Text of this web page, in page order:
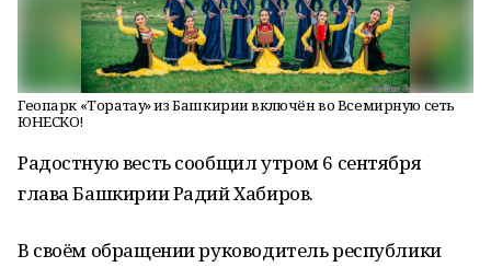
Геопарк «Торатау» из Башкирии включён во Всемирную сеть
ЮНЕСКО!
Радостную весть сообщил утром 6 сентября
глава Башкирии Радий Хабиров.
В своём обращении руководитель республики